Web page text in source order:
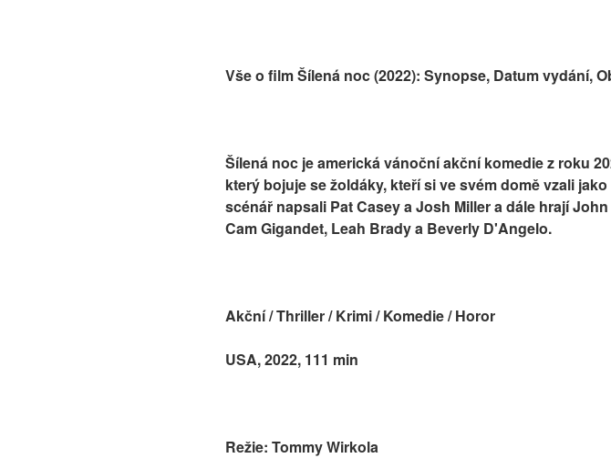
Vše o film Šílená noc (2022): Synopse, Datum vydání,
Šílená noc je americká vánoční akční komedie z roku
který bojuje se žoldáky, kteří si ve svém domě vzali
scénář napsali Pat Casey a Josh Miller a dále hrají
Cam Gigandet, Leah Brady a Beverly D'Angelo.
Akční / Thriller / Krimi / Komedie / Horor
USA, 2022, 111 min
Režie: Tommy Wirkola